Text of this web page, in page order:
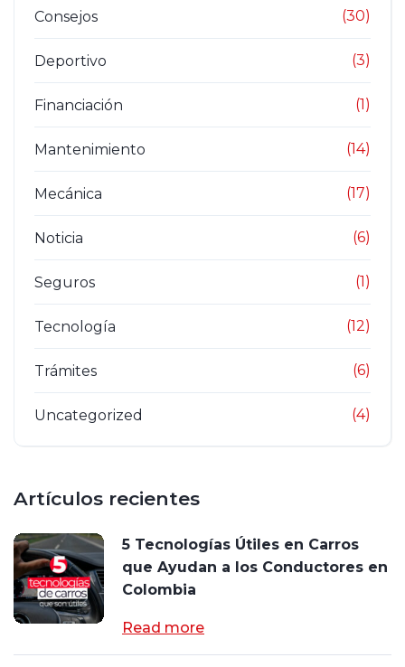
Consejos (30)
Deportivo (3)
Financiación (1)
Mantenimiento (14)
Mecánica (17)
Noticia (6)
Seguros (1)
Tecnología (12)
Trámites (6)
Uncategorized (4)
Artículos recientes
5 Tecnologías Útiles en Carros
que Ayudan a los Conductores en
Colombia
Read more